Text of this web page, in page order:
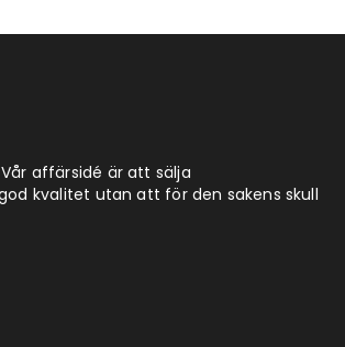
affärsidé är att sälja
kvalitet utan att för den sakens skull